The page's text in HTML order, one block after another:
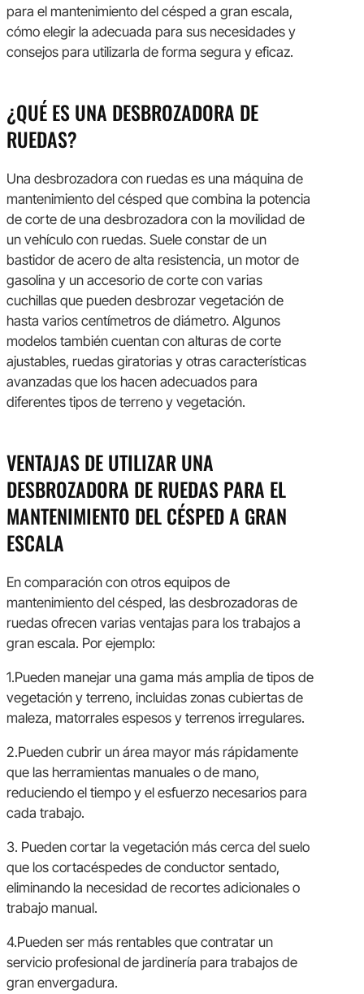
para el mantenimiento del césped a gran escala,
cómo elegir la adecuada para sus necesidades y
consejos para utilizarla de forma segura y eficaz.
¿QUÉ ES UNA DESBROZADORA DE
RUEDAS?
Una desbrozadora con ruedas es una máquina de
mantenimiento del césped que combina la potencia
de corte de una desbrozadora con la movilidad de
un vehículo con ruedas. Suele constar de un
bastidor de acero de alta resistencia, un motor de
gasolina y un accesorio de corte con varias
cuchillas que pueden desbrozar vegetación de
hasta varios centímetros de diámetro. Algunos
modelos también cuentan con alturas de corte
ajustables, ruedas giratorias y otras características
avanzadas que los hacen adecuados para
diferentes tipos de terreno y vegetación.
VENTAJAS DE UTILIZAR UNA
DESBROZADORA DE RUEDAS PARA EL
MANTENIMIENTO DEL CÉSPED A GRAN
ESCALA
En comparación con otros equipos de
mantenimiento del césped, las desbrozadoras de
ruedas ofrecen varias ventajas para los trabajos a
gran escala. Por ejemplo:
1.Pueden manejar una gama más amplia de tipos de
vegetación y terreno, incluidas zonas cubiertas de
maleza, matorrales espesos y terrenos irregulares.
2.Pueden cubrir un área mayor más rápidamente
que las herramientas manuales o de mano,
reduciendo el tiempo y el esfuerzo necesarios para
cada trabajo.
3. Pueden cortar la vegetación más cerca del suelo
que los cortacéspedes de conductor sentado,
eliminando la necesidad de recortes adicionales o
trabajo manual.
4.Pueden ser más rentables que contratar un
servicio profesional de jardinería para trabajos de
gran envergadura.